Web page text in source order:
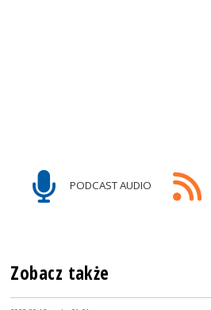
PODCAST AUDIO
Zobacz także